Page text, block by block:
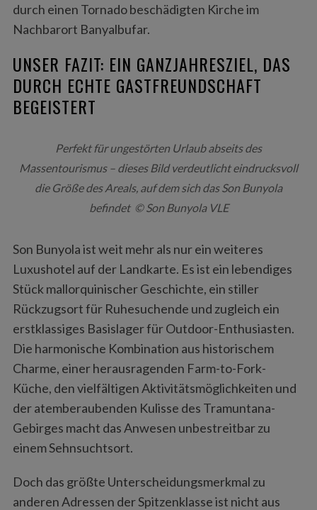
durch einen Tornado beschädigten Kirche im
Nachbarort Banyalbufar.
UNSER FAZIT: EIN GANZJAHRESZIEL, DAS
DURCH ECHTE GASTFREUNDSCHAFT
BEGEISTERT
Perfekt für ungestörten Urlaub abseits des
Massentourismus – dieses Bild verdeutlicht eindrucksvoll
die Größe des Areals, auf dem sich das Son Bunyola
befindet © Son Bunyola VLE
Son Bunyola ist weit mehr als nur ein weiteres
Luxushotel auf der Landkarte. Es ist ein lebendiges
Stück mallorquinischer Geschichte, ein stiller
Rückzugsort für Ruhesuchende und zugleich ein
erstklassiges Basislager für Outdoor-Enthusiasten.
Die harmonische Kombination aus historischem
Charme, einer herausragenden Farm-to-Fork-
Küche, den vielfältigen Aktivitätsmöglichkeiten und
der atemberaubenden Kulisse des Tramuntana-
Gebirges macht das Anwesen unbestreitbar zu
einem Sehnsuchtsort.
Doch das größte Unterscheidungsmerkmal zu
anderen Adressen der Spitzenklasse ist nicht aus